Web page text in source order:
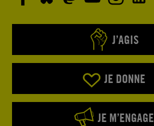
J’AGIS
JE DONNE
JE M’ENGAGE